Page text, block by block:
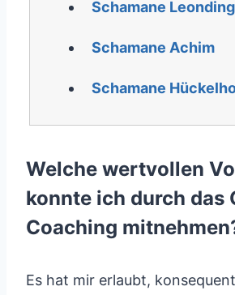
Schamane Leonding
Schamane Achim
Schamane
Welche wertvollen
konnte ich durch das
Coaching
Es hat mir erlaubt,